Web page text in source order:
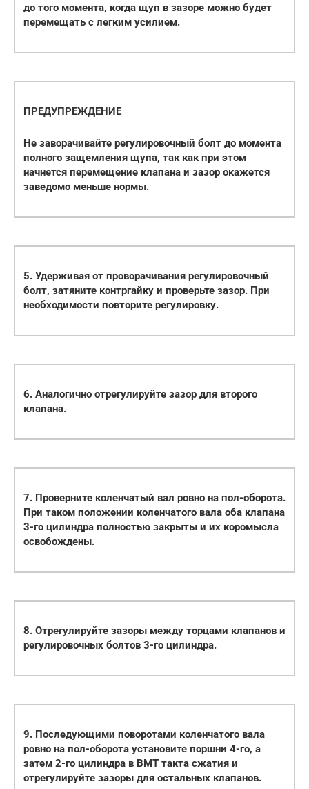
до того момента, когда щуп в зазоре можно будет
перемещать с легким усилием.
ПРЕДУПРЕЖДЕНИЕ
Не заворачивайте регулировочный болт до момента
полного защемления щупа, так как при этом
начнется перемещение клапана и зазор окажется
заведомо меньше нормы.
5. Удерживая от проворачивания регулировочный
болт, затяните контргайку и проверьте зазор. При
необходимости повторите регулировку.
6. Аналогично отрегулируйте зазор для второго
клапана.
7. Проверните коленчатый вал ровно на пол-оборота.
При таком положении коленчатого вала оба клапана
3-го цилиндра полностью закрыты и их коромысла
освобождены.
8. Отрегулируйте зазоры между торцами клапанов и
регулировочных болтов 3-го цилиндра.
9. Последующими поворотами коленчатого вала
ровно на пол-оборота установите поршни 4-го, а
затем 2-го цилиндра в ВМТ такта сжатия и
отрегулируйте зазоры для остальных клапанов.